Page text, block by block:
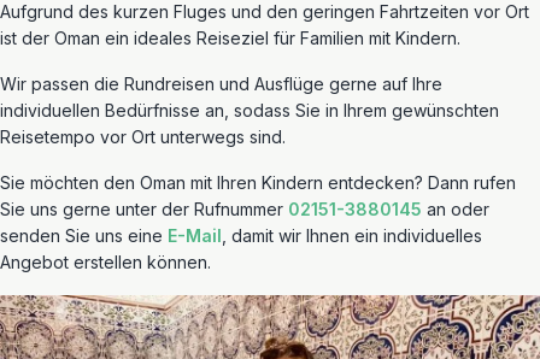
Aufgrund des kurzen Fluges und den geringen Fahrtzeiten vor Ort
ist der Oman ein ideales Reiseziel für Familien mit Kindern.
Wir passen die Rundreisen und Ausflüge gerne auf Ihre
individuellen Bedürfnisse an, sodass Sie in Ihrem gewünschten
Reisetempo vor Ort unterwegs sind.
Sie möchten den Oman mit Ihren Kindern entdecken? Dann rufen
Sie uns gerne unter der Rufnummer 02151-3880145 an oder
senden Sie uns eine E-Mail , damit wir Ihnen ein individuelles
Angebot erstellen können.